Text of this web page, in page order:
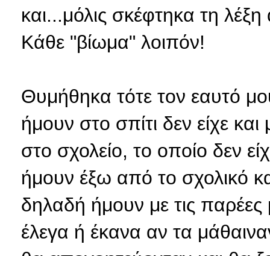
και...μόλις σκέφτηκα τη
Κάθε "βίωμα" λοιπόν!
Θυμήθηκα τότε τον εαυτό
ήμουν στο σπίτι δεν είχε
στο σχολείο, το οποίο δεν
ήμουν έξω από το σχολικό
δηλαδή ήμουν με τις
έλεγα ή έκανα αν τα